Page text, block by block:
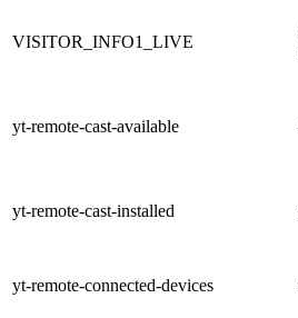
VISITOR_INFO1_LIVE
yt-remote-cast-available
yt-remote-cast-installed
yt-remote-connected-devices